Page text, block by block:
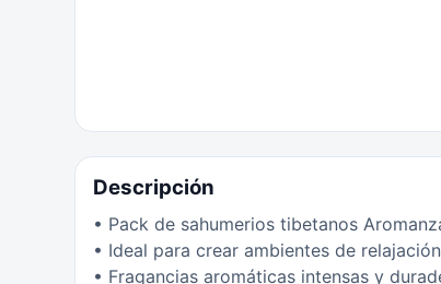
Descripción
• Pack de sahumerios tibetanos
• Ideal para crear ambientes de
• Fragancias aromáticas intensas y